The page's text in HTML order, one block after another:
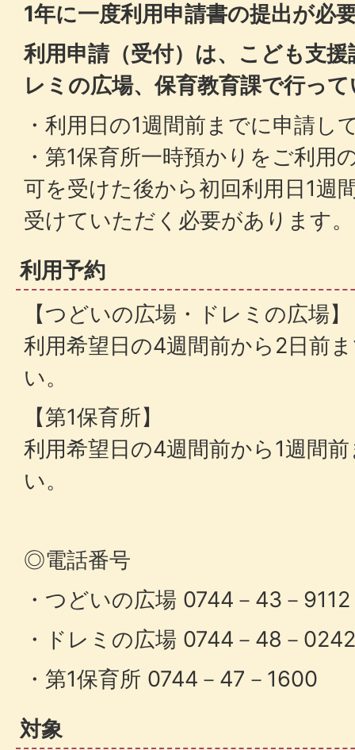
1年に一度利用申請書の提出が必
利用申請（受付）は、こども支
レミの広場、保育教育課で行っ
・利用日の1週間前までに申請し
・第1保育所一時預かりをご利用
可を受けた後から初回利用日1週
受けていただく必要があります。
利用予約
【つどいの広場・ドレミの広場】
利用希望日の4週間前から2日前
い。
【第1保育所】
利用希望日の4週間前から1週間
い。
◎電話番号
・つどいの広場 0744－43－9112
・ドレミの広場 0744－48－0242
・第1保育所 0744－47－1600
対象